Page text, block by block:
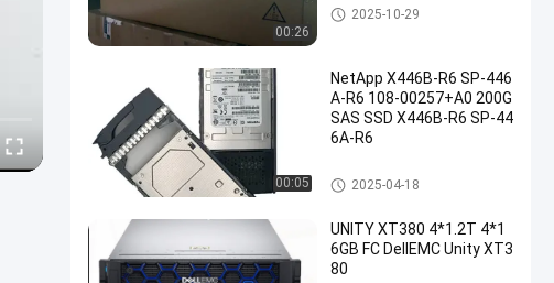
00:26
De Eenheidsopslag van DELL
EMC
2025-10-29
00:05
NetApp X446B-R6 SP-446
A-R6 108-00257+A0 200G
SAS SSD X446B-R6 SP-44
6A-R6
NETAPP FAS
2025-04-18
UNITY XT380 4*1.2T 4*1
6GB FC DellEMC Unity XT3
80